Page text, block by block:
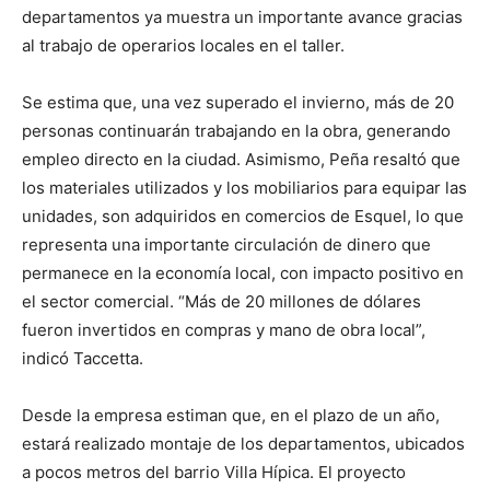
departamentos ya muestra un importante avance gracias
al trabajo de operarios locales en el taller.
Se estima que, una vez superado el invierno, más de 20
personas continuarán trabajando en la obra, generando
empleo directo en la ciudad. Asimismo, Peña resaltó que
los materiales utilizados y los mobiliarios para equipar las
unidades, son adquiridos en comercios de Esquel, lo que
representa una importante circulación de dinero que
permanece en la economía local, con impacto positivo en
el sector comercial. “Más de 20 millones de dólares
fueron invertidos en compras y mano de obra local”,
indicó Taccetta.
Desde la empresa estiman que, en el plazo de un año,
estará realizado montaje de los departamentos, ubicados
a pocos metros del barrio Villa Hípica. El proyecto